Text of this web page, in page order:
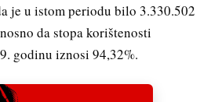
je u istom periodu bilo 3.330.502
da stopa korištenosti
godinu iznosi 94,32%.